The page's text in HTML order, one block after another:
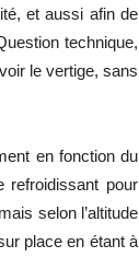
et aussi afin de
technique,
le vertige, sans
en fonction du
refroidissant pour
selon l’altitude
place en étant à